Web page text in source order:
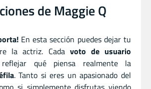
de Maggie Q
En esta sección puedes dejar tu
la actriz. Cada voto de usuario
qué piensa realmente la
. Tanto si eres un apasionado del